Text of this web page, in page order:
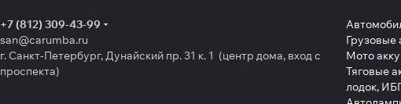
+7 (812) 309-43-99
san@carumba.ru
г. Санкт-Петербург, Дунайский пр. 31 к. 1 (центр дома, вход с
проспекта)
Грузовые
Мото
Тяговые
лодок,